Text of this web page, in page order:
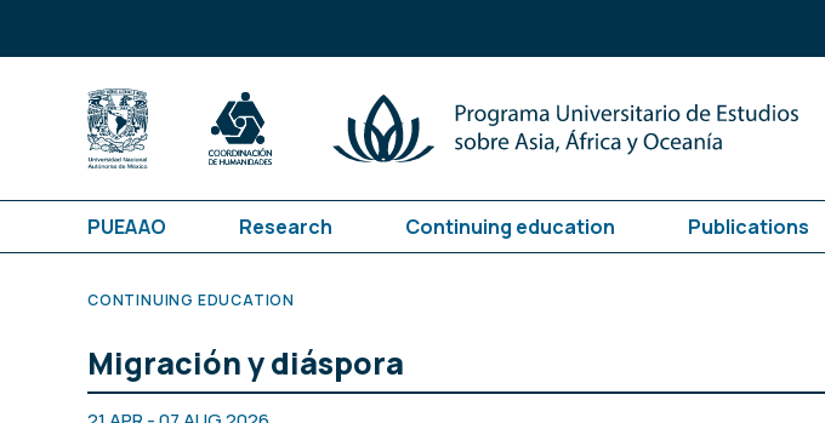
PUEAAO Research Continuing education Publications
CONTINUING EDUCATION
Migración y diáspora